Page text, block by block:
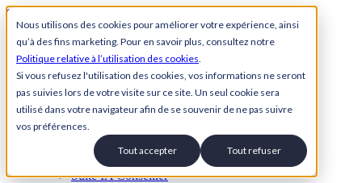
Nous utilisons des cookies pour améliorer votre expérience, ainsi
qu’à des fins marketing. Pour en savoir plus, consultez notre
Politique relative à l’utilisation des cookies.
Si vous refusez l'utilisation des cookies, vos informations ne seront
pas suivies lors de votre visite sur ce site. Un seul cookie sera
utilisé dans votre navigateur afin de se souvenir de ne pas suivre
vos préférences.
Tout accepter Tout refuser
Skip to content
Back to Homepage
Open menu
Suite Relation Client IA
Agent conversationnel IA
Agent IA vocal
SVI Visuel
Suite IA Conseiller